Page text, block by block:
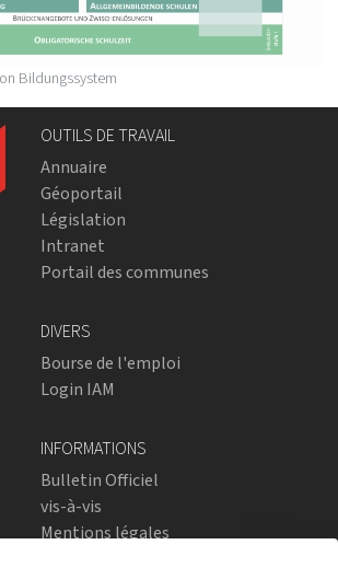
Bildungssystem
OUTILS DE TRAVAIL
Annuaire
Géoportail
Législation
Intranet
Portail des communes
DIVERS
Bourse de l'emploi
Login IAM
INFORMATIONS
Bulletin Officiel
vis-à-vis
Mentions légales